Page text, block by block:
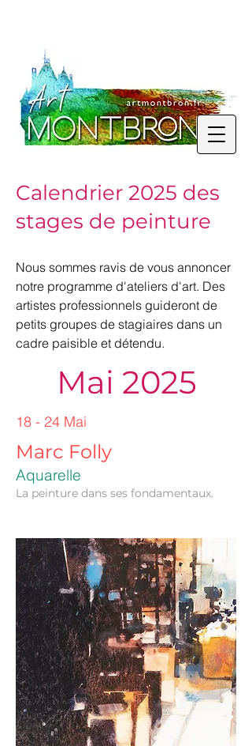
Calendrier 2025 des
stages de peinture
Nous sommes ravis de vous annoncer
notre programme d'ateliers d'art. Des
artistes professionnels guideront de
petits groupes de stagiaires dans un
cadre paisible et détendu.
Mai 2025
18 - 24 Mai
Marc Folly
Aquarelle
La peinture dans ses fondamentaux.